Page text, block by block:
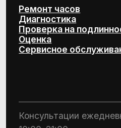
Design by Kchtv